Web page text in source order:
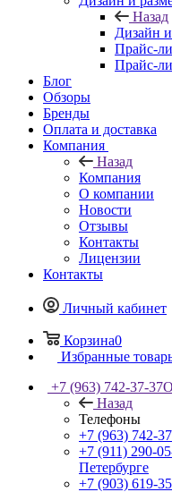
Назад
Дизайн
Прайс-
Прайс-
Блог
Обзоры
Бренды
Оплата и доставка
Компания
Назад
Компания
О компании
Новости
Отзывы
Контакты
Лицензии
Контакты
Личный кабинет
Корзина0
Избранные
+7 (963) 742-37-37
Назад
Телефоны
+7 (963) 742-
+7 (911) 290-
Петербурге
+7 (903) 619-